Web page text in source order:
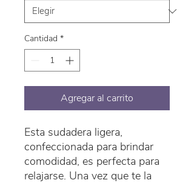
Cantidad *
Agregar al carrito
Esta sudadera ligera,
confeccionada para brindar
comodidad, es perfecta para
relajarse. Una vez que te la